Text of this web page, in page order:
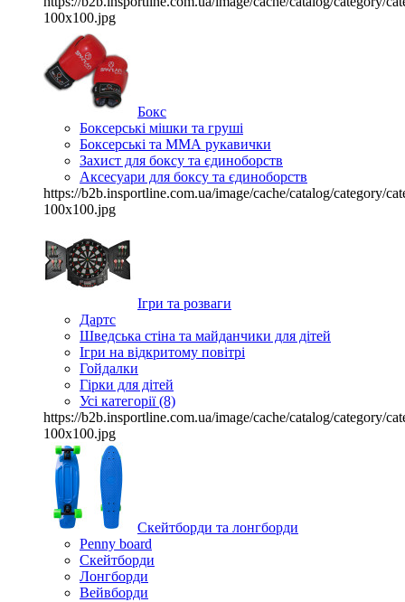
100x100.jpg
Бокс
Боксерські мішки та груші
Боксерські та ММА рукавички
Захист для боксу та єдиноборств
Аксесуари для боксу та єдиноборств
https://b2b.insportline.com.ua/image/cache/catalog/category/
100x100.jpg
Ігри та розваги
Дартс
Шведська стіна та майданчики для дітей
Ігри на відкритому повітрі
Гойдалки
Гірки для дітей
Усі категорії (8)
https://b2b.insportline.com.ua/image/cache/catalog/category/
100x100.jpg
Скейтборди та лонгборди
Penny board
Скейтборди
Лонгборди
Вейвборди